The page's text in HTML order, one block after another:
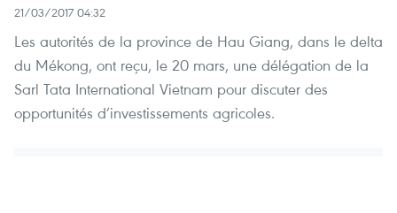
21/03/2017 04:32
Les autorités de la province de Hau Giang, dans le delta
du Mékong, ont reçu, le 20 mars, une délégation de la
Sarl Tata International Vietnam pour discuter des
opportunités d’investissements agricoles.